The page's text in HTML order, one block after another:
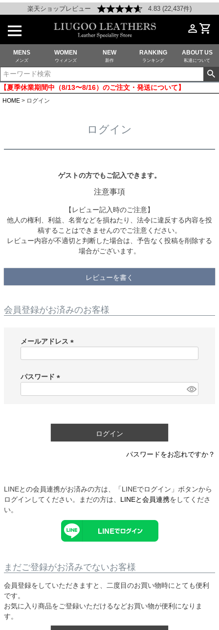
楽天ショップレビュー 4.83 (22,437件)
MENS
メンズ
WOMEN
ウィメンズ
NEW
新作
RANKING
ランキング
ABOUT US
私達について
【夏季休業期間中（8/13〜8/16）のご注文・発送について】
HOME ログイン
ログイン
ゲストの方でもご記入できます。
注意事項
【レビュー記入時のご注意】
他人の権利、利益、名誉などを損ねたり、法令に違反する内容を投
稿することはできませんのでご注意ください。
レビュー内容が不適切と判断した場合は、予告なく投稿を削除する
場合がございます。
レビューを書く
会員登録がお済みのお客様
メールアドレス
)
パスワード
ログイン
パスワードをお忘れですか？
LINEとの会員連携がお済みの方は、「LINEでログイン」ボタンから
ログインしてください。まだの方は、 LINEと会員連携をしてくださ
い。
まだご登録がお済みでないお客様
会員登録をしていただきますと、二度目のお買い物時にとても便利
です。
お気に入り商品をご登録いただけるなどお買い物が便利になりま
す。